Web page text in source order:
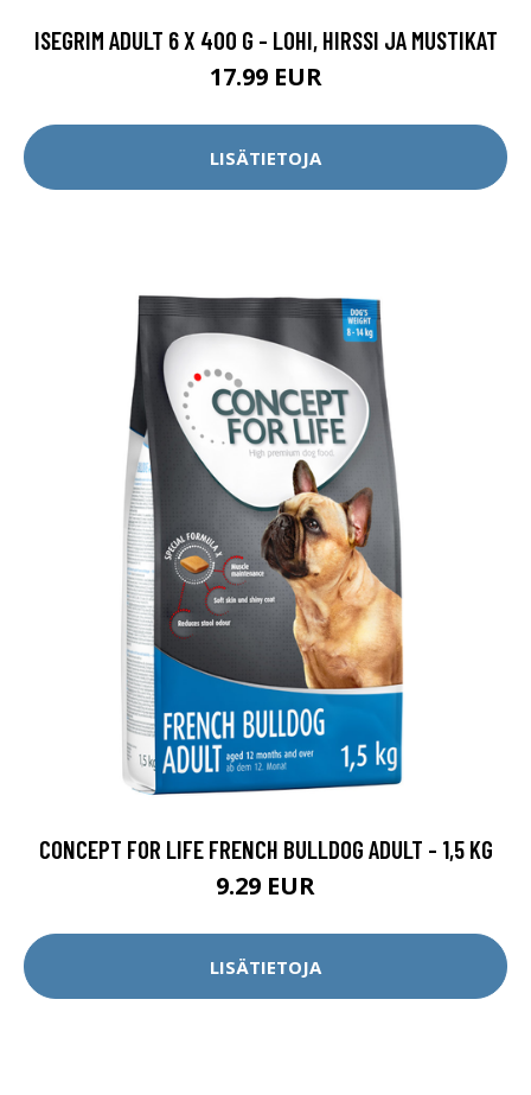
ISEGRIM ADULT 6 X 400 G - LOHI, HIRSSI JA MUSTIKAT
17.99 EUR
LISÄTIETOJA
CONCEPT FOR LIFE FRENCH BULLDOG ADULT - 1,5 KG
9.29 EUR
LISÄTIETOJA